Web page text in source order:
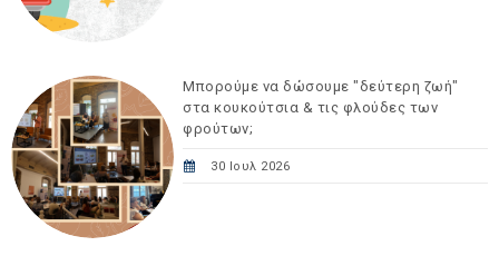
Μπορούμε να δώσουμε "δεύτερη ζωή"
στα κουκούτσια & τις φλούδες των
φρούτων;
30 Ιουλ 2026